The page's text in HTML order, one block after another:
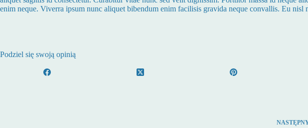
enim neque. Viverra ipsum nunc aliquet bibendum enim facilisis gravida neque convallis. Eu nisl
Podziel się swoją opinią